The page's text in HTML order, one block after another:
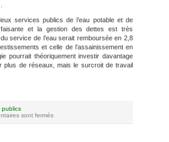
services publics de l’eau potable et de
et la gestion des dettes est très
service de l’eau serait remboursée en 2,8
et celle de l’assainissement en
pourrait théoriquement investir davantage
plus de réseaux, mais le surcroit de travail
publics
sont fermés